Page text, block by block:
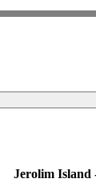
Jerolim Island